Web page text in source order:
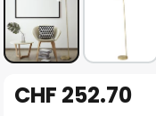
Anfang
CHF 252.70